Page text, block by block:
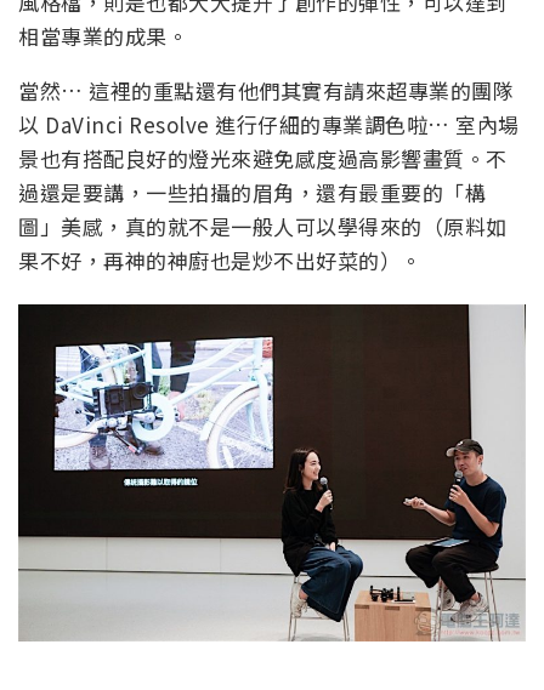
相當專業的成果。
當然… 這裡的重點還有他們其實有請來超專業的團隊
以 DaVinci Resolve 進行仔細的專業調色啦… 室內場
景也有搭配良好的燈光來避免感度過高影響畫質。不
過還是要講，一些拍攝的眉角，還有最重要的「構
圖」美感，真的就不是一般人可以學得來的（原料如
果不好，再神的神廚也是炒不出好菜的）。